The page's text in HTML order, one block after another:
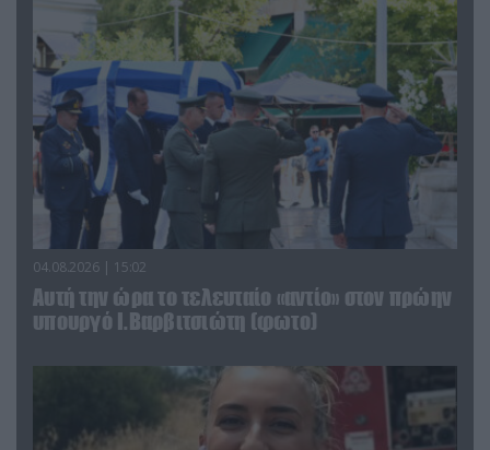
04.08.2026 | 15:02
Αυτή την ώρα το τελευταίο «αντίο» στον πρώην
υπουργό Ι.Βαρβιτσιώτη (φωτο)